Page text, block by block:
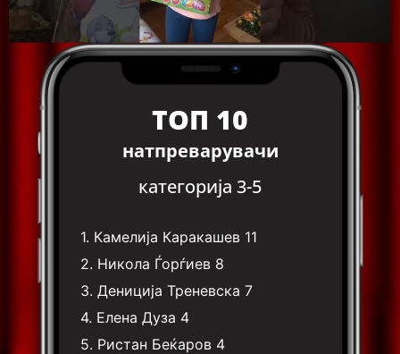
ТОП 10
натпреварувачи
категорија 3-5
1. Камелија Каракашев 11
2. Никола Ѓорѓиев 8
3.Дениција Треневска 7
4. Елена Дуза 4
5. Ристан Беќаров 4